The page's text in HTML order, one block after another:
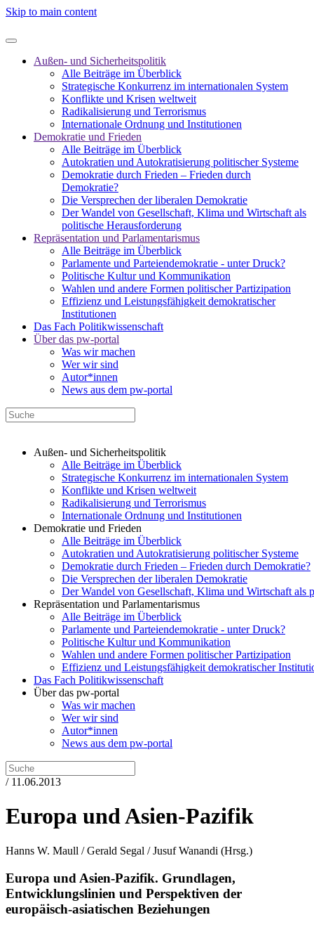
Skip to main content
Außen- und Sicherheitspolitik
Alle Beiträge im Überblick
Strategische Konkurrenz im internationalen System
Konflikte und Krisen weltweit
Radikalisierung und Terrorismus
Internationale Ordnung und Institutionen
Demokratie und Frieden
Alle Beiträge im Überblick
Autokratien und Autokratisierung politischer Systeme
Demokratie durch Frieden – Frieden durch
Demokratie?
Die Versprechen der liberalen Demokratie
Der Wandel von Gesellschaft, Klima und Wirtschaft als
politische Herausforderung
Repräsentation und Parlamentarismus
Alle Beiträge im Überblick
Parlamente und Parteiendemokratie - unter Druck?
Politische Kultur und Kommunikation
Wahlen und andere Formen politischer Partizipation
Effizienz und Leistungsfähigkeit demokratischer
Institutionen
Das Fach Politikwissenschaft
Über das pw-portal
Was wir machen
Wer wir sind
Autor*innen
News aus dem pw-portal
Außen- und Sicherheitspolitik
Alle Beiträge im Überblick
Strategische Konkurrenz im internationalen System
Konflikte und Krisen weltweit
Radikalisierung und Terrorismus
Internationale Ordnung und Institutionen
Demokratie und Frieden
Alle Beiträge im Überblick
Autokratien und Autokratisierung politischer Systeme
Demokratie durch Frieden – Frieden durch Demokratie?
Die Versprechen der liberalen Demokratie
Der Wandel von Gesellschaft, Klima und Wirtschaft als
Repräsentation und Parlamentarismus
Alle Beiträge im Überblick
Parlamente und Parteiendemokratie - unter Druck?
Politische Kultur und Kommunikation
Wahlen und andere Formen politischer Partizipation
Effizienz und Leistungsfähigkeit demokratischer
Das Fach Politikwissenschaft
Über das pw-portal
Was wir machen
Wer wir sind
Autor*innen
News aus dem pw-portal
/ 11.06.2013
Europa und Asien-Pazifik
Hanns W. Maull / Gerald Segal / Jusuf Wanandi (Hrsg.)
Europa und Asien-Pazifik. Grundlagen,
Entwicklungslinien und Perspektiven der
europäisch-asiatischen Beziehungen